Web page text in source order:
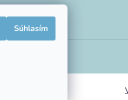
Súhlasím